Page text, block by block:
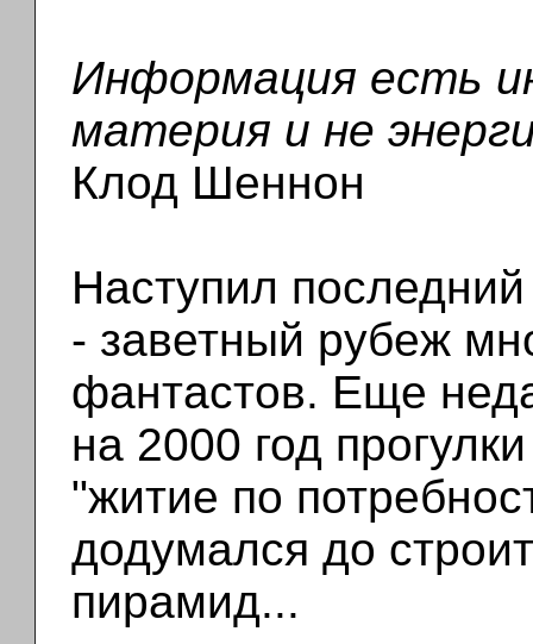
Информация есть
материя и не
Клод Шеннон
Наступил последний
- заветный рубеж
фантастов. Еще
на 2000 год
"житие по
додумался до
пирамид...